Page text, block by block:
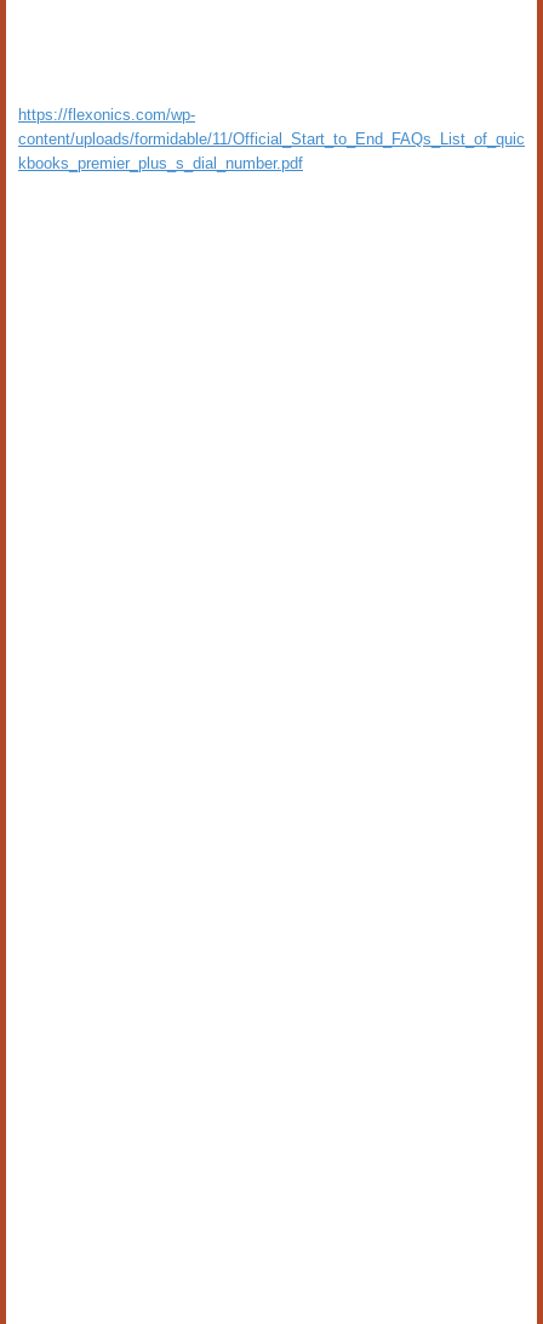
https://flexonics.com/wp-
content/uploads/formidable/11/Official_Start_to_End_FAQs_List_of_quic
kbooks_premier_plus_s_dial_number.pdf